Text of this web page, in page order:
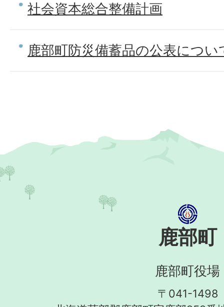
社会資本総合整備計画
鹿部町防災備蓄品の公表につい
鹿部町
鹿部町役場
〒041-1498